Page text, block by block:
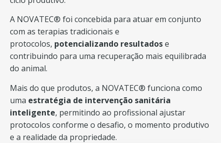
A NOVATEC® foi concebida para atuar em conjunto
com as terapias tradicionais e
protocolos, potencializando resultadose
contribuindo para uma recuperação mais equilibrada
do animal.
Mais do que produtos, a NOVATEC® funciona como
uma estratégia de intervenção sanitária
inteligente, permitindo ao profissional ajustar
protocolos conforme o desafio, o momento produtivo
e a realidade da propriedade.